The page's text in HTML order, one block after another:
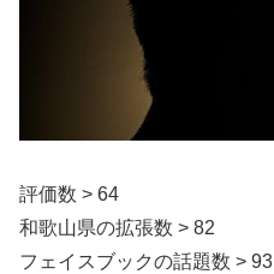
評価数 > 64
和歌山県の拡張数 > 82
フェイスブックの話題数 > 93